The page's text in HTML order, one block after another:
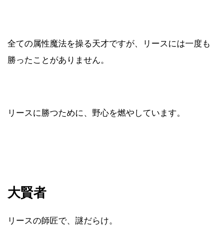
全ての属性魔法を操る天才ですが、リースには一度も
勝ったことがありません。
リースに勝つために、野心を燃やしています。
大賢者
リースの師匠で、謎だらけ。